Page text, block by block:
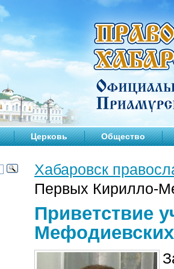
Церковь Общество
Хабаровск
Первых Кирилло-
Приветствие